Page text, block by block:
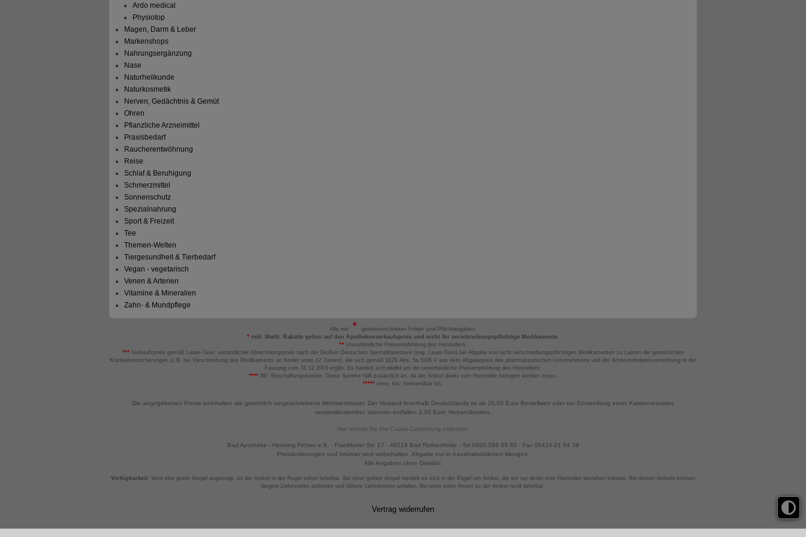
Ardo medical
Physiotop
Magen, Darm & Leber
Markenshops
Nahrungsergänzung
Nase
Naturheilkunde
Naturkosmetik
Nerven, Gedächtnis & Gemüt
Ohren
Pflanzliche Arzneimittel
Praxisbedarf
Raucherentwöhnung
Reise
Schlaf & Beruhigung
Schmerzmittel
Sonnenschutz
Spezialnahrung
Sport & Freizeit
Tee
Themen-Welten
Tiergesundheit & Tierbedarf
Vegan - vegetarisch
Venen & Arterien
Vitamine & Mineralien
Zahn- & Mundpflege
Alle mit
gekennzeichneten Felder sind Pflichtangaben.
* inkl. MwSt. Rabatte gelten auf den Apothekenverkaufspreis und nicht für verschreibungspflichtige Medikamente.
**Unverbindliche Preisempfehlung des Herstellers.
*** Verkaufspreis gemäß Lauer-Taxe; verbindlicher Abrechnungspreis nach der Großen Deutschen Spezialitätentaxe (sog. Lauer-Taxe) bei Abgabe von nicht verschreibungspflichtigen Medikamenten zu Lasten der gesetzlichen
Krankenversicherungen (z.B. bei Verschreibung des Medikaments an Kinder unter 12 Jahren), die sich gemäß §129 Abs. 5a SGB V aus dem Abgabepreis des pharmazeutischen Unternehmens und der Arzneimittelpreisverordnung in der
Fassung zum 31.12.2003 ergibt. Es handelt sich nicht um die unverbindliche Preisempfehlung des Herstellers.
**** BK: Beschaffungskosten. Diese Summe fällt zusätzlich an, da der Artikel direkt vom Hersteller bezogen werden muss.
***** verw. bis: Verwendbar bis.
Die angegebenen Preise beinhalten die gesetzlich vorgeschriebene Mehrwertsteuer. Der Versand innerhalb Deutschlands ist ab 20,00 Euro Bestellwert oder bei Einsendung eines Kassenrezeptes
versandkostenfrei, darunter entfallen 3,50 Euro Versandkosten.
Hier können Sie Ihre Cookie-Zustimmung widerrufen
Bad Apotheke - Henning Fichter e.K. - Frankfurter Str. 27 - 49214 Bad Rothenfelde - Tel 0800-588 95 60 - Fax 05424-21 64 39
Preisänderungen und Irrtümer sind vorbehalten. Abgabe nur in haushaltsüblichen Mengen.
Alle Angaben ohne Gewähr.
Verfügbarkeit: Wird eine grüne Ampel angezeigt, ist der Artikel in der Regel sofort lieferbar. Bei einer gelben Ampel handelt es sich in der Regel um Artikel, die wir nur direkt vom Hersteller beziehen können. Bei diesen Artikeln können
längere Lieferzeiten auftreten und höhere Lieferkosten anfallen. Bei einer roten Ampel ist der Artikel nicht lieferbar.
Vertrag widerrufen